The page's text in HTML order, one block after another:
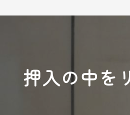
ちょっとだけリフォーム
押入の中を